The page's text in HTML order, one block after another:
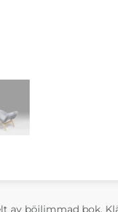
av böjlimmad bok.